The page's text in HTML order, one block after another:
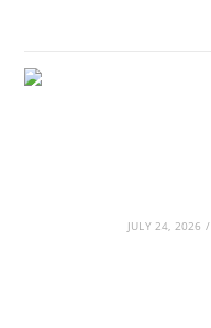
JULY 24, 2026 /